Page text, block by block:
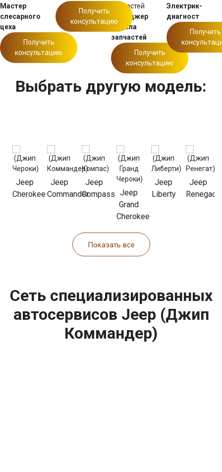
Мастер
слесарного
цеха
Получить
консультацию
Получить
консультацию
Менеджер
отдела
запчастей
Получить
консультацию
Электрик-
диагност
Получить
Выбрать другую модель:
Jeep
Cherokee
Jeep
Commander
Jeep
Compass Jeep
Grand
Cherokee
Jeep
Liberty
Jeep
Renegade
Показать все
Сеть специализированных
автосервисов Jeep (Джип
Коммандер)